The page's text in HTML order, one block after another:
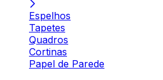
Espelhos
Tapetes
Quadros
Cortinas
Papel de Parede